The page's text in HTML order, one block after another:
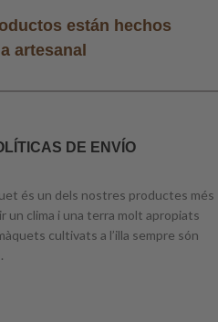
están hechos
artesanal
DE ENVÍO
és un dels nostres productes més
clima i una terra molt apropiats
cultivats a l’illa sempre són